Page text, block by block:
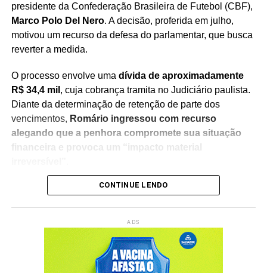
presidente da Confederação Brasileira de Futebol (CBF),
Marco Polo Del Nero. A decisão, proferida em julho,
motivou um recurso da defesa do parlamentar, que busca
reverter a medida.
O processo envolve uma dívida de aproximadamente
R$ 34,4 mil , cuja cobrança tramita no Judiciário paulista.
Diante da determinação de retenção de parte dos
vencimentos, Romário ingressou com recurso
alegando que a penhora compromete sua situação
financeira e provoca um “impacto material
Na manifestação apresentada à Justiça, a defesa do
utilizados para sua manutenção pessoal e despesas do
cotidiano. O recurso solicita a revisão da decisão e a
suspensão da penhora enquanto o caso continua em
CONTINUE LENDO
ADS